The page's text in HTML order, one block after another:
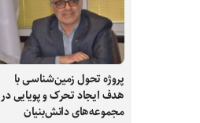
پروژه تحول زمین‌شناسی با
هدف ایجاد تحرک و پویایی در
مجموعه‌های دانش‌بنیان